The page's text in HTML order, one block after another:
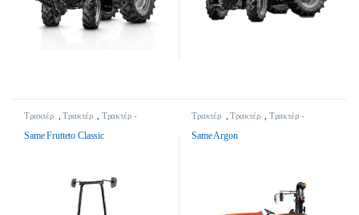
Τρακτέρ ,Τρακτέρ
Τρακτέρ -
Same Frutteto Classic
Τρακτέρ ,Τρακτέρ
Τρακτέρ -
Same Argon